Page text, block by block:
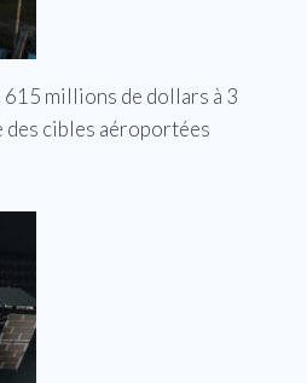
615 millions de dollars à 3
cibles aéroportées